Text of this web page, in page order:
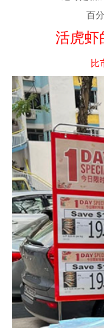
百
活虎虾
比